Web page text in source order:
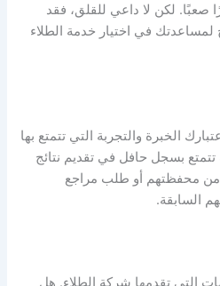
صعبًا. لكن لا داعي للقلق، فقد
لمساعدتك في اختيار خدمة الطلاء
الخبرة والتجربة التي تتمتع بها
بسجل حافل في تقديم نتائج
من محفظتهم أو طلب مراجع
السابقة.
التي تقدمها شركة الطلاء. هل